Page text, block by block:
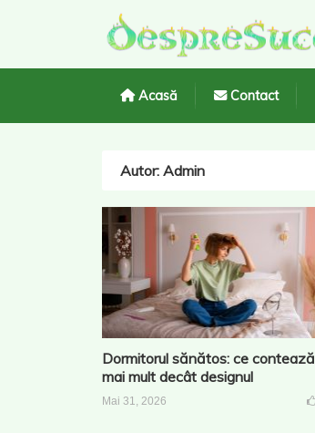
Acasă Contact
Autor: Admin
Dormitorul sănătos: ce contează
mai mult decât designul
Mai 31, 2026